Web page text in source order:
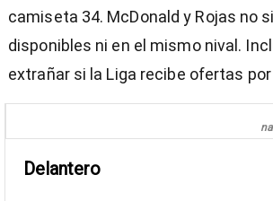
camiseta 34. McDonald y Rojas no
disponibles ni en el mismo nival.
extrañar si la Liga recibe ofertas